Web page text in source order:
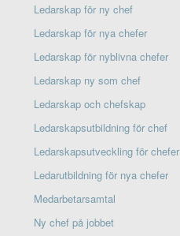
Ledarskap för ny chef
Ledarskap för nya chefer
Ledarskap för nyblivna chefer
Ledarskap ny som chef
Ledarskap och chefskap
Ledarskapsutbildning för chef
Ledarskapsutveckling för chefer
Ledarutbildning för nya chefer
Medarbetarsamtal
Ny chef på jobbet